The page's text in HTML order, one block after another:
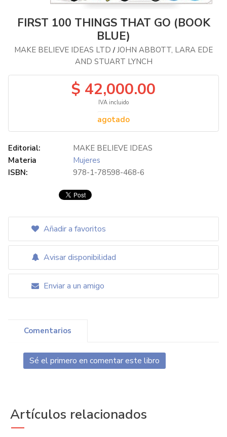
FIRST 100 THINGS THAT GO (BOOK
BLUE)
MAKE BELIEVE IDEAS LTD / JOHN ABBOTT, LARA EDE
AND STUART LYNCH
$ 42,000.00
IVA incluido
agotado
Editorial:
MAKE BELIEVE IDEAS
Materia
Mujeres
ISBN:
978-1-78598-468-6
Añadir a favoritos
Avisar disponibilidad
Enviar a un amigo
Comentarios
Sé el primero en comentar este libro
Artículos relacionados